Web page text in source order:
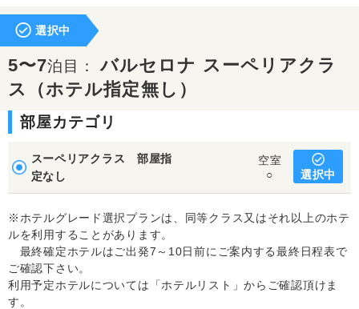
選択中
5〜7泊目：バルセロナ スーペリアクラ
ス（ホテル指定無し）
部屋カテゴリ
スーペリアクラス 部屋指
定なし
空室
○
選択中
※ホテルグレード選択プランは、同等クラス又はそれ以上のホテ
ルを利用することがあります。
最終確定ホテルはご出発7～10日前にご案内する最終日程表で
ご確認下さい。
利用予定ホテルについては「ホテルリスト」からご確認頂けま
す。